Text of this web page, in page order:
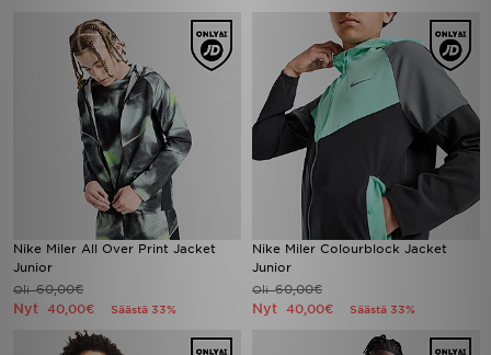
Nike Miler All Over Print Jacket
Junior
Oli60,00€
Nyt 40,00€ Säästä 33%
Nike Miler Colourblock Jacket
Junior
Oli60,00€
Nyt 40,00€ Säästä 33%